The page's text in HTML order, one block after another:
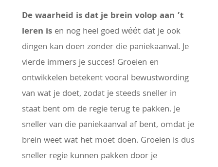
De waarheid is dat je brein volop aan ’t
leren isen nog heel goed wéét dat je ook
dingen kan doen zonder die paniekaanval. Je
vierde immers je succes! Groeien en
ontwikkelen betekent vooral bewustwording
van wat je doet, zodat je steeds sneller in
staat bent om de regie terug te pakken. Je
sneller van die paniekaanval af bent, omdat je
brein weet wat het moet doen. Groeien is dus
sneller regie kunnen pakken door je